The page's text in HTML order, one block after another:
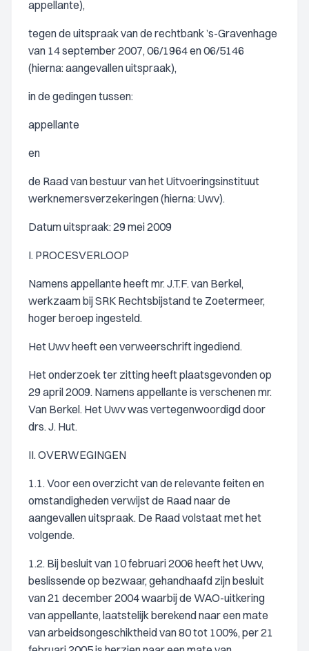
appellante),
tegen de uitspraak van de rechtbank ’s-Gravenhage
van 14 september 2007, 06/1964 en 06/5146
(hierna: aangevallen uitspraak),
in de gedingen tussen:
appellante
en
de Raad van bestuur van het Uitvoeringsinstituut
werknemersverzekeringen (hierna: Uwv).
Datum uitspraak: 29 mei 2009
I. PROCESVERLOOP
Namens appellante heeft mr. J.T.F. van Berkel,
werkzaam bij SRK Rechtsbijstand te Zoetermeer,
hoger beroep ingesteld.
Het Uwv heeft een verweerschrift ingediend.
Het onderzoek ter zitting heeft plaatsgevonden op
29 april 2009. Namens appellante is verschenen mr.
Van Berkel. Het Uwv was vertegenwoordigd door
drs. J. Hut.
II. OVERWEGINGEN
1.1. Voor een overzicht van de relevante feiten en
omstandigheden verwijst de Raad naar de
aangevallen uitspraak. De Raad volstaat met het
volgende.
1.2. Bij besluit van 10 februari 2006 heeft het Uwv,
beslissende op bezwaar, gehandhaafd zijn besluit
van 21 december 2004 waarbij de WAO-uitkering
van appellante, laatstelijk berekend naar een mate
van arbeidsongeschiktheid van 80 tot 100%, per 21